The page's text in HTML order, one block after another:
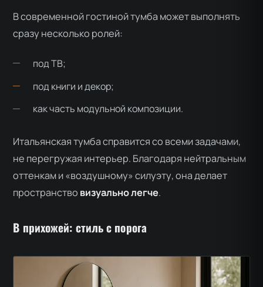
В современной гостиной тумба может выполнять
сразу несколько ролей:
под ТВ;
под книги и декор;
как часть модульной композиции.
Итальянская тумба справится со всеми задачами,
не перегружая интерьер. Благодаря нейтральным
оттенкам и «воздушному» силуэту, она делает
пространство визуально легче.
В прихожей: стиль с порога